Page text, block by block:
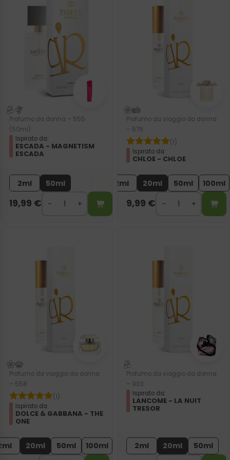
Profumo da donna – 555
(50ml)
Ispirato da:
ESCADA - MAGNETISM
ESCADA
2ml 50ml
19,99 €
Profumo da viaggio da donna
– 576
(1)
Ispirato da:
CHLOE - CHLOE
2ml 20ml 50ml 100ml
9,99 €
Profumo da viaggio da donna
– 558
(1)
Ispirato da:
DOLCE & GABBANA - THE
ONE
20ml 50ml 100ml
Profumo da viaggio da donna
– 903
Ispirato da:
LANCOME - LA NUIT
TRESOR
2ml 20ml 50ml